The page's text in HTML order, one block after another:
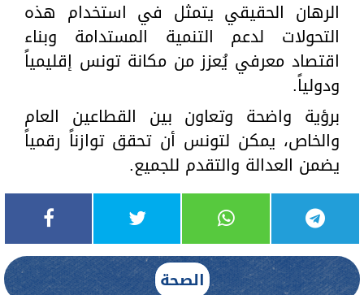
الرهان الحقيقي يتمثل في استخدام هذه
التحولات لدعم التنمية المستدامة وبناء
اقتصاد معرفي يُعزز من مكانة تونس إقليمياً
ودولياً.
برؤية واضحة وتعاون بين القطاعين العام
والخاص، يمكن لتونس أن تحقق توازناً رقمياً
يضمن العدالة والتقدم للجميع.
الصحة